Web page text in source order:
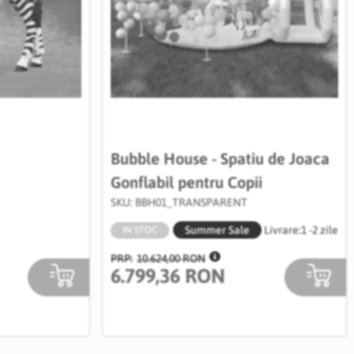
Bubble House - Spatiu de Joaca
Gonflabil pentru Copii
SKU: BBH01_TRANSPARENT
IN STOC Summer Sale Livrare:1 -2 zile
10.624,00 RON
6.799,36 RON